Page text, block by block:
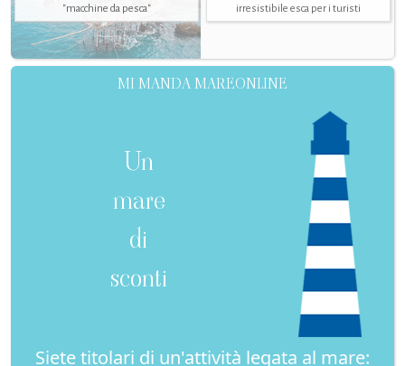
"macchine da pesca"
irresistibile esca per i turisti
MI MANDA MAREONLINE
Un
mare
di
sconti
Siete titolari di un'attività legata al mare: